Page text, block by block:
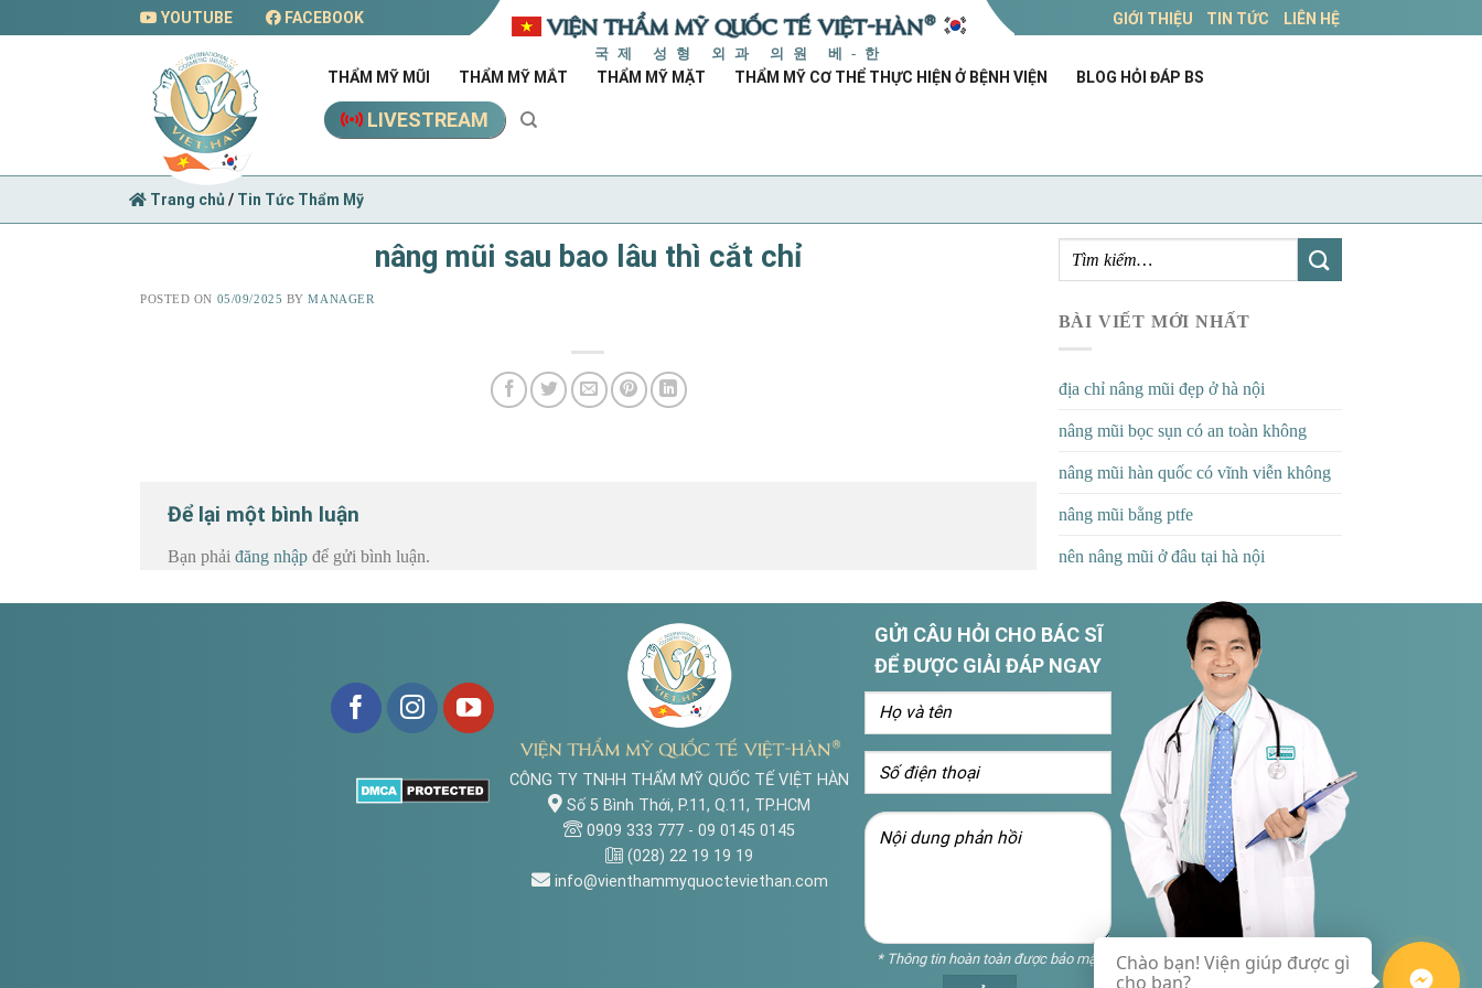
to
YOUTUBE FACEBOOK
국제 성형 외과 의원 베-한
GIỚI THIỆU TIN TỨC LIÊN HỆ
THẨM MỸ MŨI THẨM MỸ MẮT THẨM MỸ MẶT THẨM MỸ CƠ THỂ THỰC HIỆN Ở BỆNH VIỆN BLOG HỎI ĐÁP BS
LIVESTREAM
Trang chủ / Tin Tức Thẩm Mỹ
nâng mũi sau bao lâu thì cắt chỉ
POSTED ON 05/09/2025 BYMANAGER
Để lại một bình luận
Bạn phải đăng nhập để gửi bình luận.
BÀI VIẾT MỚI NHẤT
địa chỉ nâng mũi đẹp ở hà nội
nâng mũi bọc sụn có an toàn không
nâng mũi hàn quốc có vĩnh viễn không
nâng mũi bằng ptfe
nên nâng mũi ở đâu tại hà nội
CÔNG TY TNHH THẨM MỸ QUỐC TẾ VIỆT HÀN
Số 5 Bình Thới, P.11, Q.11, TP.HCM
0909 333 777 - 09 0145 0145
(028) 22 19 19 19
info@vienthammyquocteviethan.com
GỬI CÂU HỎI CHO BÁC SĨ
ĐỂ ĐƯỢC GIẢI ĐÁP NGAY
* Thông tin hoàn toàn được bảo mật
Chào bạn! Viện giúp được gì
cho bạn?